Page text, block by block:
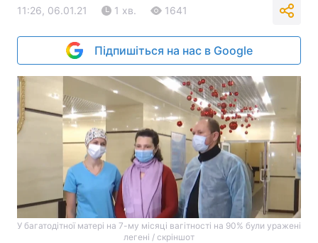
11:26, 06.01.21 1 хв. 1641
Підпишіться на нас в Google
У багатодітної матері на 7-му місяці вагітності на 90% були уражені
легені / скріншот